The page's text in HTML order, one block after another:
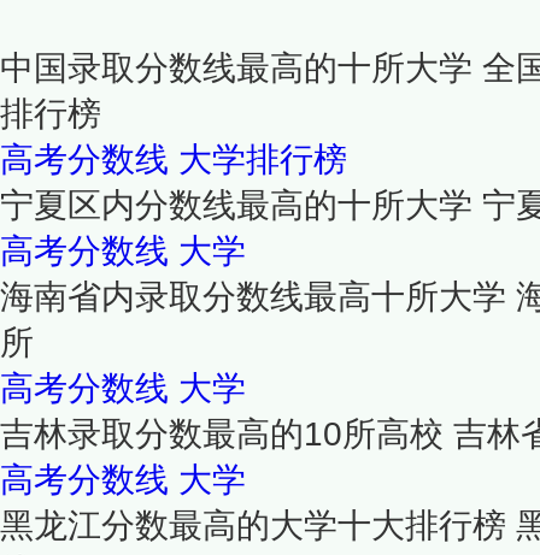
中国录取分数线最高的十所大学 全
排行榜
高考分数线 大学排行榜
宁夏区内分数线最高的十所大学 宁
高考分数线 大学
海南省内录取分数线最高十所大学
所
高考分数线 大学
吉林录取分数最高的10所高校 吉林
高考分数线 大学
黑龙江分数最高的大学十大排行榜